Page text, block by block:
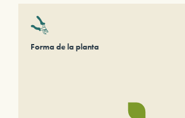
Forma de la planta